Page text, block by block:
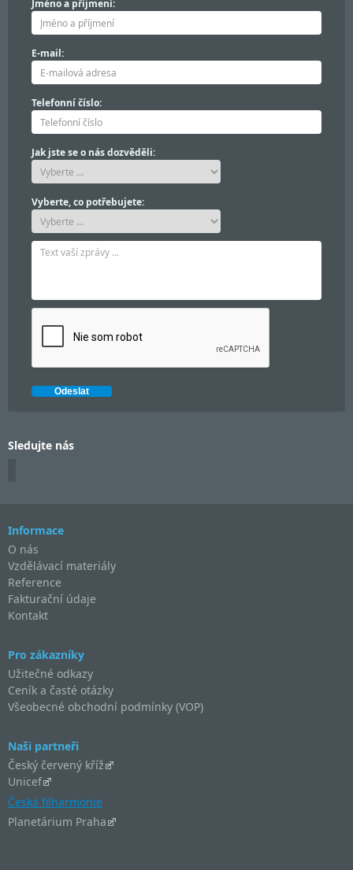
Jméno a příjmení:
E-mail:
Telefonní číslo:
Jak jste se o nás dozvěděli:
Vyberte, co potřebujete:
Sledujte nás
Informace
O nás
Vzdělávací materiály
Reference
Fakturační údaje
Kontakt
Pro zákazníky
Užitečné odkazy
Ceník a časté otázky
Všeobecné obchodní podmínky (VOP)
Naši partneři
Český červený kříž
Unicef
Česká filharmonie
Planetárium Praha